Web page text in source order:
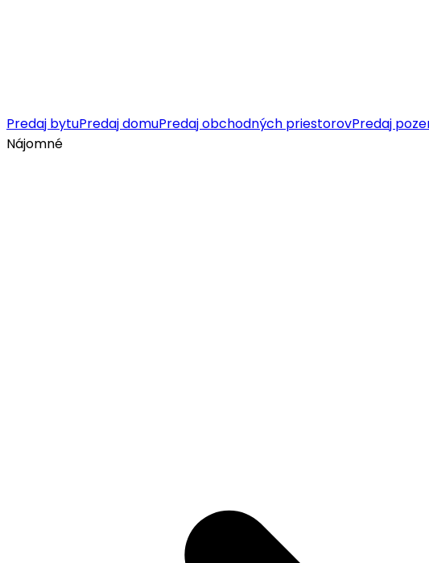
Predaj bytuPredaj domuPredaj obchodných priestorovPredaj
Nájomné